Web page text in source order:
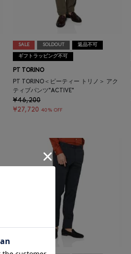
SALE SOLDOUT 返品不可
ギフトラッピング不可
PT TORINO
PT TORINO＜ピーティー トリノ＞ アク
ティブパンツ"ACTIVE"
¥46,200
¥27,720 40% OFF